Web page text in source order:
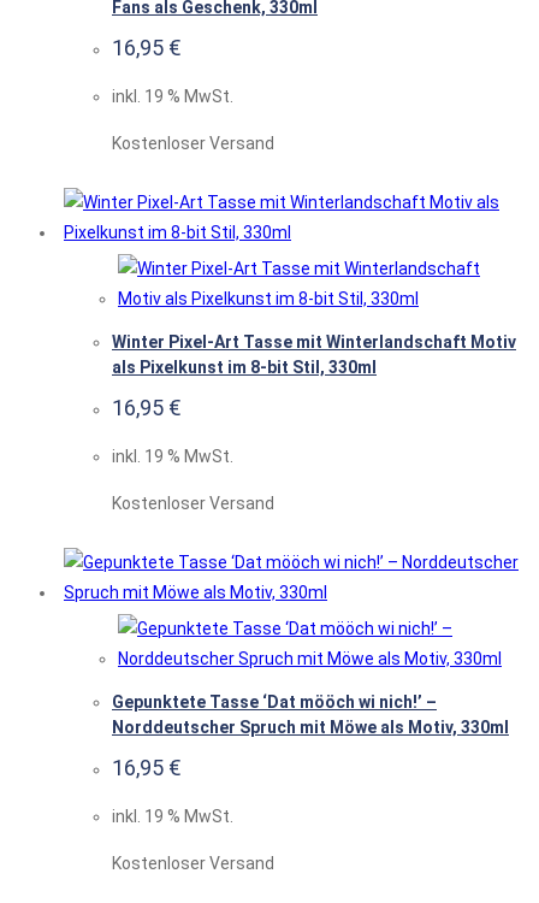
Fans als Geschenk, 330ml
16,95 €
inkl. 19 % MwSt.
Kostenloser Versand
Winter Pixel-Art Tasse mit Winterlandschaft Motiv
als Pixelkunst im 8-bit Stil, 330ml
16,95 €
inkl. 19 % MwSt.
Kostenloser Versand
Gepunktete Tasse ‘Dat mööch wi nich!’ –
Norddeutscher Spruch mit Möwe als Motiv, 330ml
16,95 €
inkl. 19 % MwSt.
Kostenloser Versand